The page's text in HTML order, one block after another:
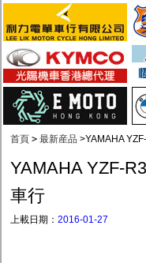
首頁 > 最新産品 >YAMAHA
YAMAHA YZF-
車行
上載日期： 2016-01-27